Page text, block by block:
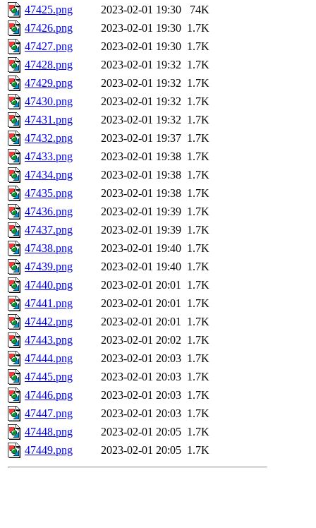
47425.png
2023-02-01 19:30
74K
47426.png
2023-02-01 19:30 1.7K
47427.png
2023-02-01 19:30 1.7K
47428.png
2023-02-01 19:32 1.7K
47429.png
2023-02-01 19:32 1.7K
47430.png
2023-02-01 19:32 1.7K
47431.png
2023-02-01 19:32 1.7K
47432.png
2023-02-01 19:37 1.7K
47433.png
2023-02-01 19:38 1.7K
47434.png
2023-02-01 19:38 1.7K
47435.png
2023-02-01 19:38 1.7K
47436.png
2023-02-01 19:39 1.7K
47437.png
2023-02-01 19:39 1.7K
47438.png
2023-02-01 19:40 1.7K
47439.png
2023-02-01 19:40 1.7K
47440.png
2023-02-01 20:01 1.7K
47441.png
2023-02-01 20:01 1.7K
47442.png
2023-02-01 20:01 1.7K
47443.png
2023-02-01 20:02 1.7K
47444.png
2023-02-01 20:03 1.7K
47445.png
2023-02-01 20:03 1.7K
47446.png
2023-02-01 20:03 1.7K
47447.png
2023-02-01 20:03 1.7K
47448.png
2023-02-01 20:05 1.7K
47449.png
2023-02-01 20:05 1.7K